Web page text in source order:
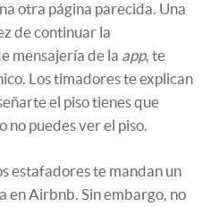
otra página parecida. Una
de continuar la
mensajería de la app, te
Los timadores te explican
el piso tienes que
no puedes ver el piso.
estafadores te mandan un
en Airbnb. Sin embargo, no